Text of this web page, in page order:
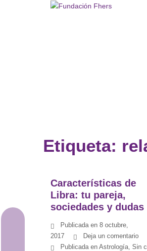
Etiqueta:
Características de
Libra: tu pareja,
sociedades y dudas
Publicada en 8 octubre,
2017
Deja un comentario
Publicada en Astrología, Sin
Astrología
Meditación